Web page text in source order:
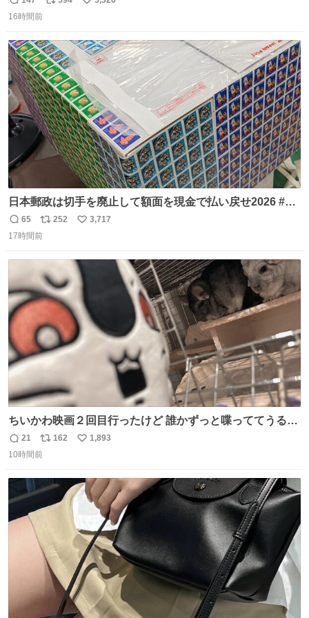
たらしい。 急いで旦那が救出して、泣きじゃくる娘に自分
3回ほど。 小さい手だけど、地味に痛い。 その後、娘は旦
那に泣きついてた。
返
信
リ
ト
数
い
数
16時間前
日本郵政は切手を廃止して額面を現金で払い戻せ2026 #日
本郵政 @JapanPostHD_PR
返
信
65
リ
ポ
ト
数
252
い
数
3,717
17時間前
ちいかわ映画２回目行ったけど 誰かずっと喋っててうるさ
かった 許せねえ
返
信
21
リ
ポ
ト
162
い
数
1,893
10時間前